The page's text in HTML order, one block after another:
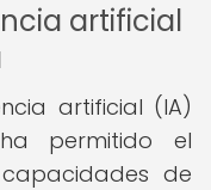
artificial
artificial (IA)
permitido el
de